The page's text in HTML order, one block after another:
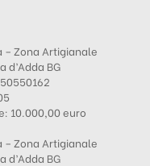
– Zona Artigianale
d’Adda BG
10.000,00 euro
– Zona Artigianale
d’Adda BG